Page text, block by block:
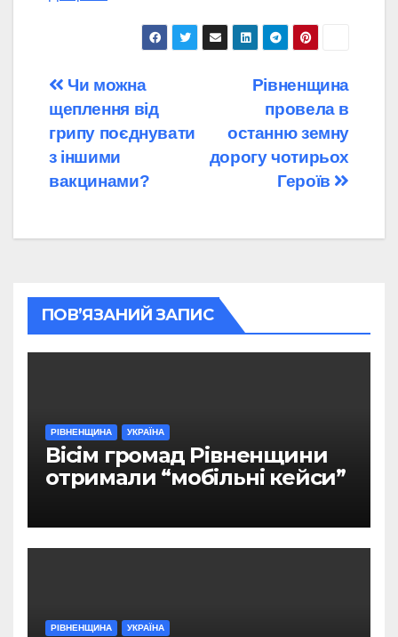
Навігація
записів
Рівненщина
провела в
останню земну
дорогу чотирьох
Героїв
Чи можна
щеплення від
грипу поєднувати
з іншими
вакцинами?
ПОВ’ЯЗАНИЙ ЗАПИС
РІВНЕНЩИНА УКРАЇНА
Вісім громад Рівненщини
отримали “мобільні кейси”
РІВНЕНЩИНА УКРАЇНА